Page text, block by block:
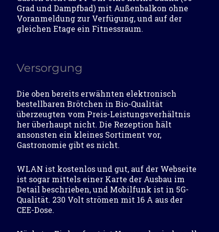
Grad und Dampfbad) mit Außenbalkon ohne
Voranmeldung zur Verfügung, und auf der
gleichen Etage ein Fitnessraum.
Versorgung
Die oben bereits erwähnten elektronisch
bestellbaren Brötchen in Bio-Qualität
überzeugten vom Preis-Leistungsverhältnis
her überhaupt nicht. Die Rezeption hält
ansonsten ein kleines Sortiment vor,
Gastronomie gibt es nicht.
WLAN ist kostenlos und gut, auf der Webseite
ist sogar mittels einer Karte der Ausbau im
Detail beschrieben, und Mobilfunk ist in 5G-
Qualität. 230 Volt strömen mit 16 A aus der
CEE-Dose.